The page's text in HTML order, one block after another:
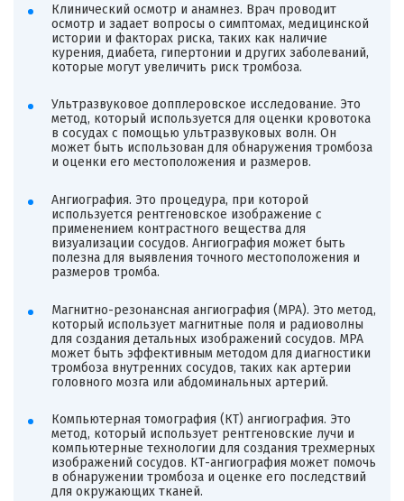
Клинический осмотр и анамнез. Врач проводит
осмотр и задает вопросы о симптомах, медицинской
истории и факторах риска, таких как наличие
курения, диабета, гипертонии и других заболеваний,
которые могут увеличить риск тромбоза.
Ультразвуковое допплеровское исследование. Это
метод, который используется для оценки кровотока
в сосудах с помощью ультразвуковых волн. Он
может быть использован для обнаружения тромбоза
и оценки его местоположения и размеров.
Ангиография. Это процедура, при которой
используется рентгеновское изображение с
применением контрастного вещества для
визуализации сосудов. Ангиография может быть
полезна для выявления точного местоположения и
размеров тромба.
Магнитно-резонансная ангиография (МРА). Это метод,
который использует магнитные поля и радиоволны
для создания детальных изображений сосудов. МРА
может быть эффективным методом для диагностики
тромбоза внутренних сосудов, таких как артерии
головного мозга или абдоминальных артерий.
Компьютерная томография (КТ) ангиография. Это
метод, который использует рентгеновские лучи и
компьютерные технологии для создания трехмерных
изображений сосудов. КТ-ангиография может помочь
в обнаружении тромбоза и оценке его последствий
для окружающих тканей.